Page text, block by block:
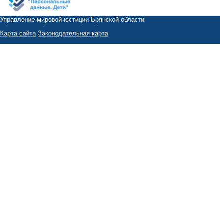
Управление мировой юстиции Брянской области
Карта сайта Законодательная карта